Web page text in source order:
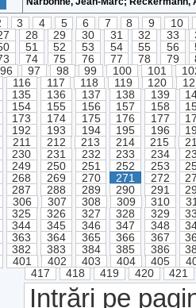
3 4 5 6 7 8 9
10
28 29 30 31 32 33
51 52 53 54 55 56
74 75 76 77 78 79
96 97 98 99 100 101
116 117 118 119 120
135 136 137 138 139
154 155 156 157 158
173 174 175 176 177
192 193 194 195 196
211 212 213 214 215
230 231 232 233 234
249 250 251 252 253
268 269 270 271 272
287 288 289 290 291
306 307 308 309 310
325 326 327 328 329
344 345 346 347 348
363 364 365 366 367
382 383 384 385 386
401 402 403 404 405
417
418 419 420 421
Intrări pe